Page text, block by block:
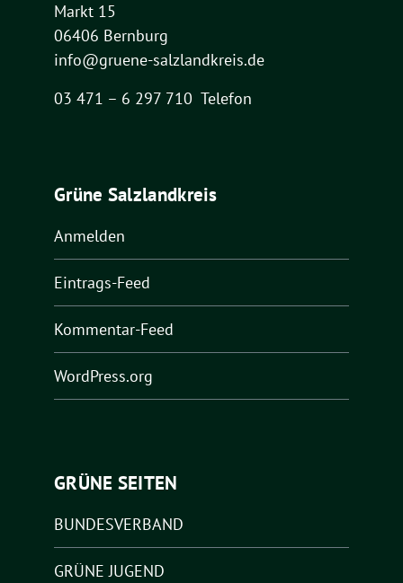
Markt 15
06406 Bernburg
info@gruene-salzlandkreis.de
03 471 – 6 297 710 Telefon
Grüne Salzlandkreis
Anmelden
Eintrags-Feed
Kommentar-Feed
WordPress.org
GRÜNE SEITEN
BUNDESVERBAND
GRÜNE JUGEND